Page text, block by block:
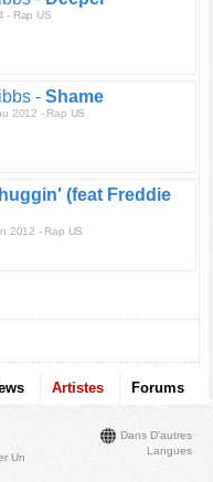
- Rap US
-Shame
2012 - Rap US
(feat Freddie
2012 - Rap US
Artistes Forums
Dans D'autres
Langues
Un